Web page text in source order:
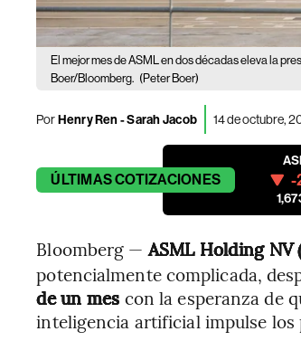
El mejor mes de ASML en dos décadas eleva la
Boer/Bloomberg. (Peter Boer)
PorHenry Ren - Sarah Jacob 14 de octubre,
ÚLTIMASCOTIZACIONES -
Bloomberg —ASML Holding NV
potencialmente complicada,
de un mes con la esperanza de
inteligencia artificial impulse los